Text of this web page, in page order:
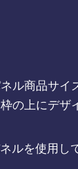
ル商品サイ
の上にデザ
ルを使用し